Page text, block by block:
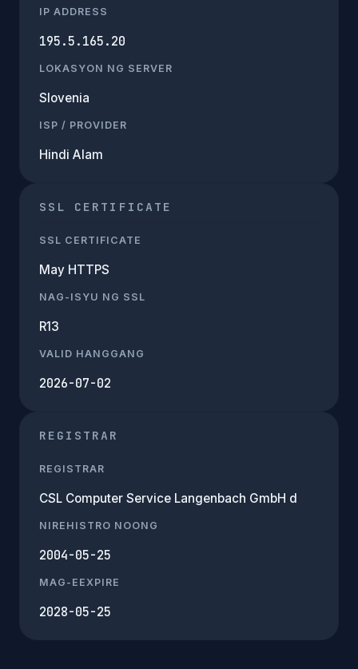
IP ADDRESS
195.5.165.20
LOKASYON NG SERVER
Slovenia
ISP / PROVIDER
Hindi Alam
SSL CERTIFICATE
SSL CERTIFICATE
May HTTPS
NAG-ISYU NG SSL
R13
VALID HANGGANG
2026-07-02
REGISTRAR
REGISTRAR
CSL Computer Service Langenbach GmbH d
NIREHISTRO NOONG
2004-05-25
MAG-EEXPIRE
2028-05-25